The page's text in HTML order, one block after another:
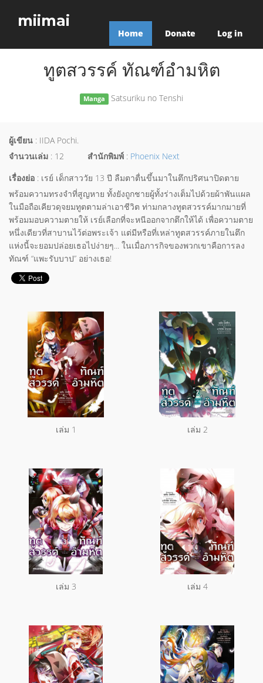
miimai
Home Donate Log in
ทูตสวรรค์ ทัณฑ์อำมหิต
Manga Satsuriku no Tenshi
ผู้เขียน : IIDA Pochi.
จำนวนเล่ม : 12 สำนักพิมพ์ : Phoenix Next
เรื่องย่อ : เรย์ เด็กสาววัย 13 ปี ลืมตาตื่นขึ้นมาในตึกปริศนาปิดตาย
พร้อมความทรงจำที่สูญหาย ทั้งยังถูกชายผู้ทั้งร่างเต็มไปด้วยผ้าพันแผล
ในมือถือเคียวดุจยมทูตตามล่าเอาชีวิต ท่ามกลางทูตสวรรค์มากมายที่
พร้อมมอบความตายให้ เรย์เลือกที่จะหนีออกจากตึกให้ได้ เพื่อความตาย
หนึ่งเดียวที่สาบานไว้ต่อพระเจ้า แต่มีหรือที่เหล่าทูตสวรรค์ภายในตึก
แห่งนี้จะยอมปล่อยเธอไปง่ายๆ... ในเมื่อภารกิจของพวกเขาคือการลง
ทัณฑ์ “แพะรับบาป” อย่างเธอ!
เล่ม 1 เล่ม 2
เล่ม 3 เล่ม 4